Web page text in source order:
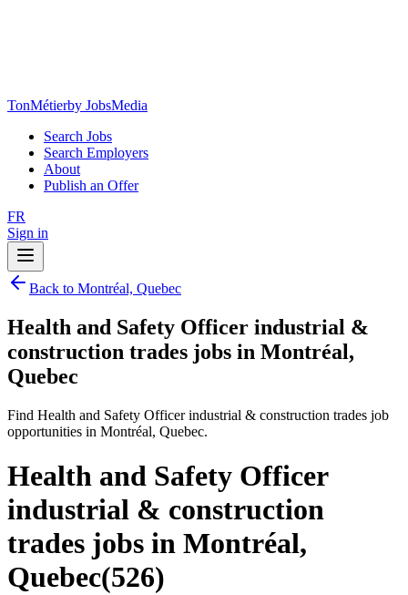
TonMétierby JobsMedia
Search Jobs
Search Employers
About
Publish an Offer
FR
Sign in
Back to Montréal, Quebec
Health and Safety Officer industrial &
construction trades jobs in Montréal,
Quebec
Find Health and Safety Officer industrial & construction trades job
opportunities in Montréal, Quebec.
Health and Safety Officer
industrial & construction
trades jobs in Montréal,
Quebec(526)